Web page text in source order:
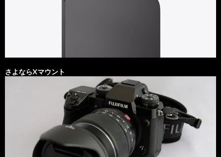
さよならXマウント